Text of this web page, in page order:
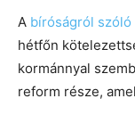
A bíróságról
hétfőn
kormánnyal
reform része,